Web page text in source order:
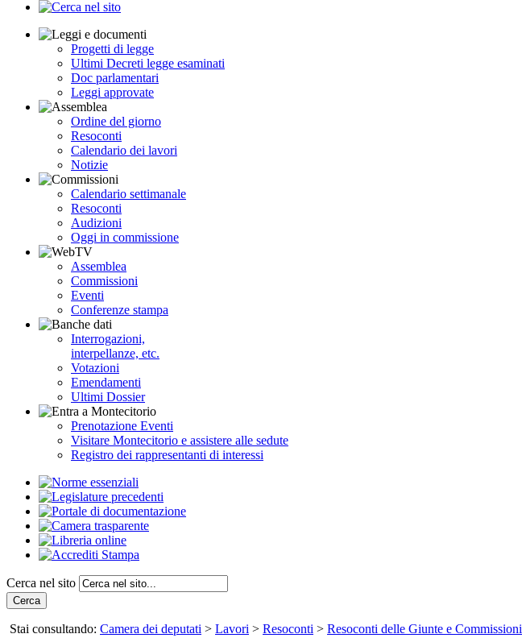
Progetti di legge
Ultimi Decreti legge esaminati
Doc parlamentari
Leggi approvate
Ordine del giorno
Resoconti
Calendario dei lavori
Notizie
Calendario settimanale
Resoconti
Audizioni
Oggi in commissione
Assemblea
Commissioni
Eventi
Conferenze stampa
Interrogazioni,
interpellanze, etc.
Votazioni
Emendamenti
Ultimi Dossier
Prenotazione Eventi
Visitare Montecitorio e assistere alle sedute
Registro dei rappresentanti di interessi
Cerca nel sito
Cerca
Stai consultando: Camera dei deputati > Lavori > Resoconti > Resoconti delle Giunte e Commissioni